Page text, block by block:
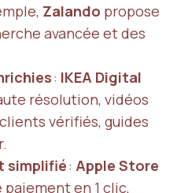
Zalando propose
avancée et des
: IKEA Digital
résolution, vidéos
vérifiés, guides
simplifié: Apple Store
en 1 clic,